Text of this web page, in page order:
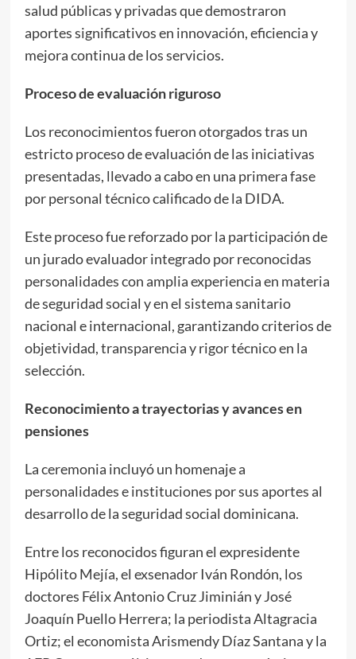
salud públicas y privadas que demostraron
aportes significativos en innovación, eficiencia y
mejora continua de los servicios.
Proceso de evaluación riguroso
Los reconocimientos fueron otorgados tras un
estricto proceso de evaluación de las iniciativas
presentadas, llevado a cabo en una primera fase
por personal técnico calificado de la DIDA.
Este proceso fue reforzado por la participación de
un jurado evaluador integrado por reconocidas
personalidades con amplia experiencia en materia
de seguridad social y en el sistema sanitario
nacional e internacional, garantizando criterios de
objetividad, transparencia y rigor técnico en la
selección.
Reconocimiento a trayectorias y avances en
pensiones
La ceremonia incluyó un homenaje a
personalidades e instituciones por sus aportes al
desarrollo de la seguridad social dominicana.
Entre los reconocidos figuran el expresidente
Hipólito Mejía, el exsenador Iván Rondón, los
doctores Félix Antonio Cruz Jiminián y José
Joaquín Puello Herrera; la periodista Altagracia
Ortiz; el economista Arismendy Díaz Santana y la